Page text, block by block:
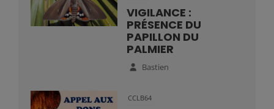
VIGILANCE :
PRÉSENCE DU
PAPILLON DU
PALMIER
Bastien
CCLB64